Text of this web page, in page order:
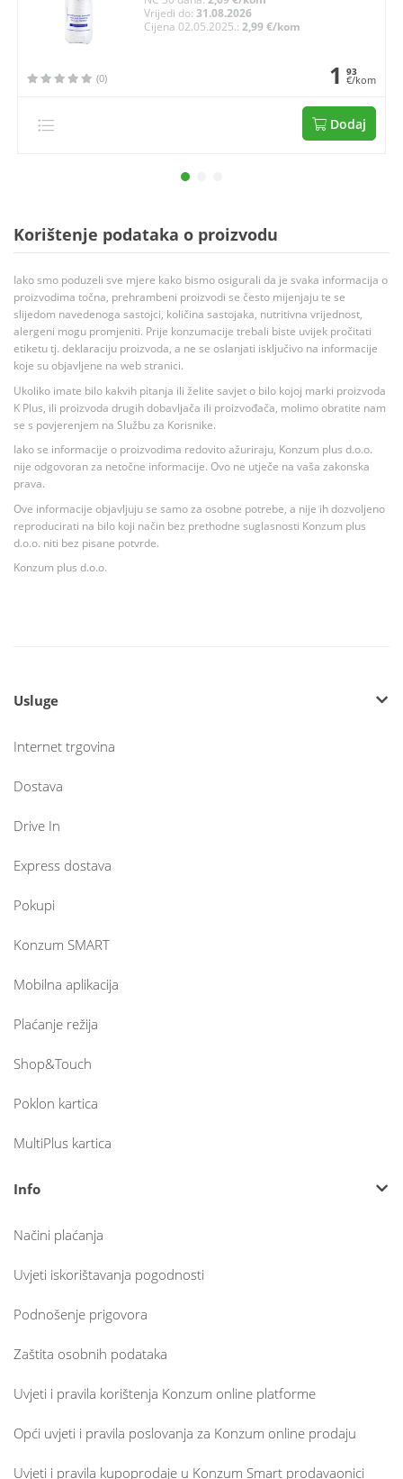
Vrijedi do:31.08.2026
Cijena 02.05.2025.:2,99 €/kom
(0) 1 93
€/kom
Dodaj
Korištenje podataka o proizvodu
Iako smo poduzeli sve mjere kako bismo osigurali da je svaka informacija o
proizvodima točna, prehrambeni proizvodi se često mijenjaju te se
slijedom navedenoga sastojci, količina sastojaka, nutritivna vrijednost,
alergeni mogu promjeniti. Prije konzumacije trebali biste uvijek pročitati
etiketu tj. deklaraciju proizvoda, a ne se oslanjati isključivo na informacije
koje su objavljene na web stranici.
Ukoliko imate bilo kakvih pitanja ili želite savjet o bilo kojoj marki proizvoda
K Plus, ili proizvoda drugih dobavljača ili proizvođača, molimo obratite nam
se s povjerenjem na Službu za Korisnike.
Iako se informacije o proizvodima redovito ažuriraju, Konzum plus d.o.o.
nije odgovoran za netočne informacije. Ovo ne utječe na vaša zakonska
prava.
Ove informacije objavljuju se samo za osobne potrebe, a nije ih dozvoljeno
reproducirati na bilo koji način bez prethodne suglasnosti Konzum plus
d.o.o. niti bez pisane potvrde.
Konzum plus d.o.o.
Usluge
Internet trgovina
Dostava
Drive In
Express dostava
Pokupi
Konzum SMART
Mobilna aplikacija
Plaćanje režija
Shop&Touch
Poklon kartica
MultiPlus kartica
Info
Načini plaćanja
Uvjeti iskorištavanja pogodnosti
Podnošenje prigovora
Zaštita osobnih podataka
Uvjeti i pravila korištenja Konzum online platforme
Opći uvjeti i pravila poslovanja za Konzum online prodaju
Uvjeti i pravila kupoprodaje u Konzum Smart prodavaonici